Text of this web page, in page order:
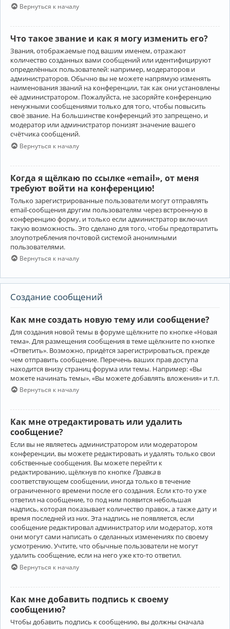
Вернуться к началу
Что такое звание и как я могу изменить его?
Звания, отображаемые под вашим именем, отражают
количество созданных вами сообщений или идентифицируют
определённых пользователей: например, модераторов и
администраторов. Обычно вы не можете напрямую изменять
наименования званий на конференции, так как они установлены
её администратором. Пожалуйста, не засоряйте конференцию
ненужными сообщениями только для того, чтобы повысить
своё звание. На большинстве конференций это запрещено, и
модератор или администратор понизят значение вашего
счётчика сообщений.
Вернуться к началу
Когда я щёлкаю по ссылке «email», от меня
требуют войти на конференцию!
Только зарегистрированные пользователи могут отправлять
email-сообщения другим пользователям через встроенную в
конференцию форму, и только если администратор включил
такую возможность. Это сделано для того, чтобы предотвратить
злоупотребления почтовой системой анонимными
пользователями.
Вернуться к началу
Создание сообщений
Как мне создать новую тему или сообщение?
Для создания новой темы в форуме щёлкните по кнопке «Новая
тема». Для размещения сообщения в теме щёлкните по кнопке
«Ответить». Возможно, придётся зарегистрироваться, прежде
чем отправить сообщение. Перечень ваших прав доступа
находится внизу страниц форума или темы. Например: «Вы
можете начинать темы», «Вы можете добавлять вложения» и т.п.
Вернуться к началу
Как мне отредактировать или удалить
сообщение?
Если вы не являетесь администратором или модератором
конференции, вы можете редактировать и удалять только свои
собственные сообщения. Вы можете перейти к
редактированию, щёлкнув по кнопке Правкав
соответствующем сообщении, иногда только в течение
ограниченного времени после его создания. Если кто-то уже
ответил на сообщение, то под ним появится небольшая
надпись, которая показывает количество правок, а также дату и
время последней из них. Эта надпись не появляется, если
сообщение редактировал администратор или модератор, хотя
они могут сами написать о сделанных изменениях по своему
усмотрению. Учтите, что обычные пользователи не могут
удалить сообщение, если на него уже кто-то ответил.
Вернуться к началу
Как мне добавить подпись к своему
сообщению?
Чтобы добавить подпись к сообщению, вы должны сначала